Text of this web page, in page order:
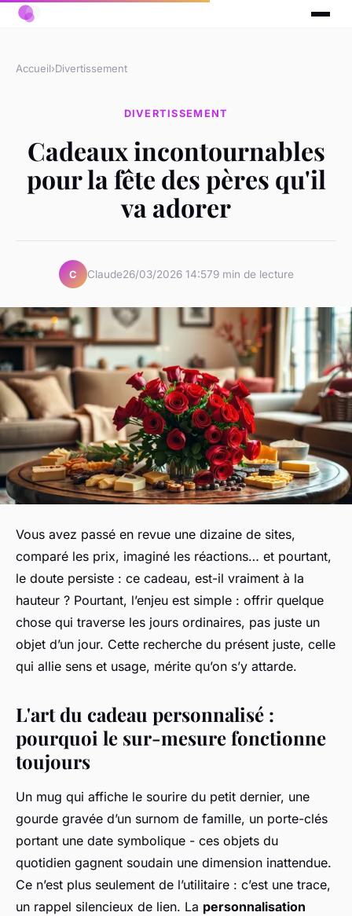
Accueil›Divertissement
DIVERTISSEMENT
Cadeaux incontournables
pour la fête des pères qu'il
va adorer
C Claude26/03/2026 14:579 min de lecture
Vous avez passé en revue une dizaine de sites,
comparé les prix, imaginé les réactions… et pourtant,
le doute persiste : ce cadeau, est-il vraiment à la
hauteur ? Pourtant, l’enjeu est simple : offrir quelque
chose qui traverse les jours ordinaires, pas juste un
objet d’un jour. Cette recherche du présent juste, celle
qui allie sens et usage, mérite qu’on s’y attarde.
L'art du cadeau personnalisé :
pourquoi le sur-mesure fonctionne
toujours
Un mug qui affiche le sourire du petit dernier, une
gourde gravée d’un surnom de famille, un porte-clés
portant une date symbolique - ces objets du
quotidien gagnent soudain une dimension inattendue.
Ce n’est plus seulement de l’utilitaire : c’est une trace,
un rappel silencieux de lien. La personnalisation